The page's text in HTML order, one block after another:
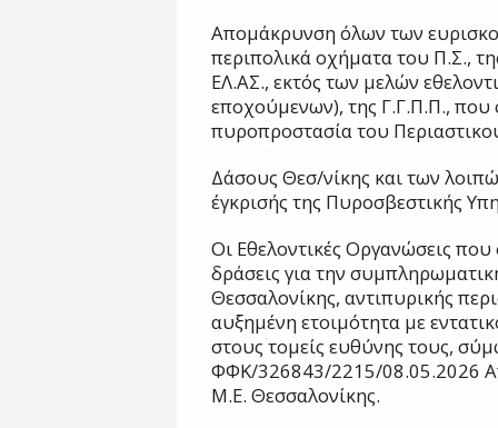
Απομάκρυνση όλων των
περιπολικά οχήματα του Π.Σ.,
ΕΛ.ΑΣ., εκτός των μελών
εποχούμενων), της Γ.Γ.Π.Π., που
πυροπροστασία του
Δάσους Θεσ/νίκης και των
έγκρισής της Πυροσβεστικής
Οι Εθελοντικές Οργανώσεις
δράσεις για την
Θεσσαλονίκης, αντιπυρικής
αυξημένη ετοιμότητα με
στους τομείς ευθύνης τους,
ΦΦΚ/326843/2215/08.05.2026
Μ.Ε. Θεσσαλονίκης.